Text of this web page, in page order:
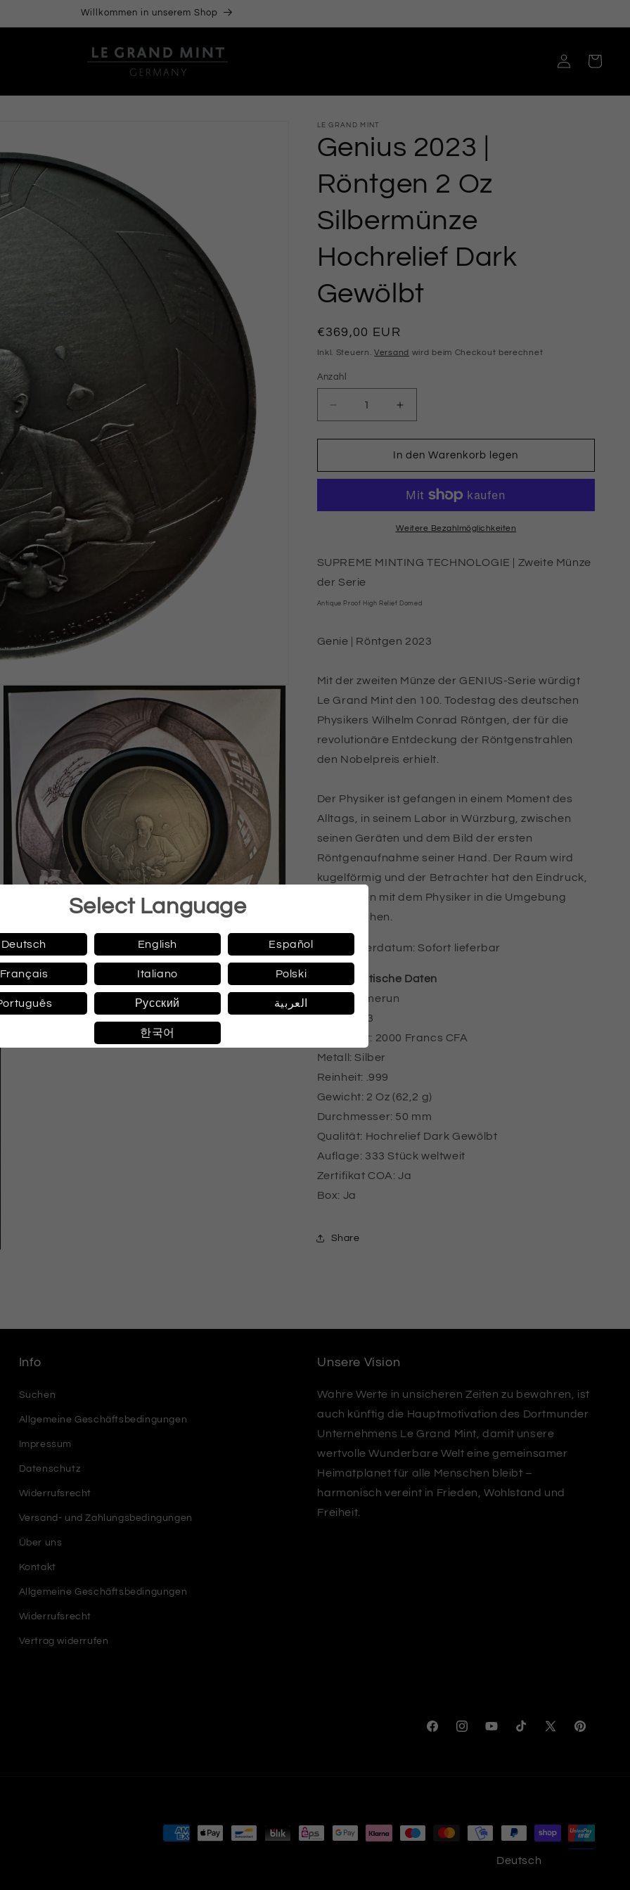
Willkommen in unserem Shop
EinloggenWarenkorb
Medien
3
in
Modal
öffnen
LE GRAND MINT
Genius 2023 |
Röntgen 2 Oz
Silbermünze
Hochrelief Dark
Gewölbt
Normaler
Preis
€369,00 EUR
Inkl. Steuern.Versand wird beim Checkout berechnet
Anzahl
Anzahl
Verringere
die
Menge
Genius
Röntgen
Silbermünze
Dark
Gewölbt
Erhöhe
die
Menge
für
Genius
Röntgen
2
Silbermünze
Gewölbt
In den Warenkorb legen
Weitere Bezahlmöglichkeiten
SUPREME MINTING TECHNOLOGIE | Zweite Münze
der Serie
Antique Proof High Relief Domed
Genie | Röntgen 2023
Mit der zweiten Münze der GENIUS-Serie würdigt
Le Grand Mint den 100. Todestag des deutschen
Physikers Wilhelm Conrad Röntgen, der für die
revolutionäre Entdeckung der Röntgenstrahlen
den Nobelpreis erhielt.
Der Physiker ist gefangen in einem Moment des
Alltags, in seinem Labor in Würzburg, zwischen
seinen Geräten und dem Bild der ersten
Röntgenaufnahme seiner Hand. Der Raum wird
kugelförmig und der Betrachter hat den Eindruck,
zusammen mit dem Physiker in die Umgebung
einzutauchen.
Lieferdatum: Sofort lieferbar
Numismatische Daten
Land: Kamerun
Jahr: 2023
Nennwert: 2000 Francs CFA
Metall: Silber
Reinheit: .999
Gewicht: 2 Oz (62,2 g)
Durchmesser: 50 mm
Qualität: Hochrelief Dark Gewölbt
Auflage: 333 Stück weltweit
Zertifikat COA: Ja
Box: Ja
Share
Info
Suchen
Allgemeine Geschäftsbedingungen
Impressum
Datenschutz
Widerrufsrecht
Versand- und Zahlungsbedingungen
Über uns
Kontakt
Allgemeine Geschäftsbedingungen
Widerrufsrecht
Vertrag widerrufen
Unsere Vision
Wahre Werte in unsicheren Zeiten zu bewahren, ist
auch künftig die Hauptmotivation des Dortmunder
Unternehmens Le Grand Mint, damit unsere
wertvolle Wunderbare Welt eine gemeinsamer
Heimatplanet für alle Menschen bleibt –
harmonisch vereint in Frieden, Wohlstand und
Freiheit.
FacebookInstagramYouTubeTikTok
X
Pinterest
Zahlungsmethoden
Deutsch
Select Language
Deutsch English Español
Français Italiano Polski
Русский العربية
한국어